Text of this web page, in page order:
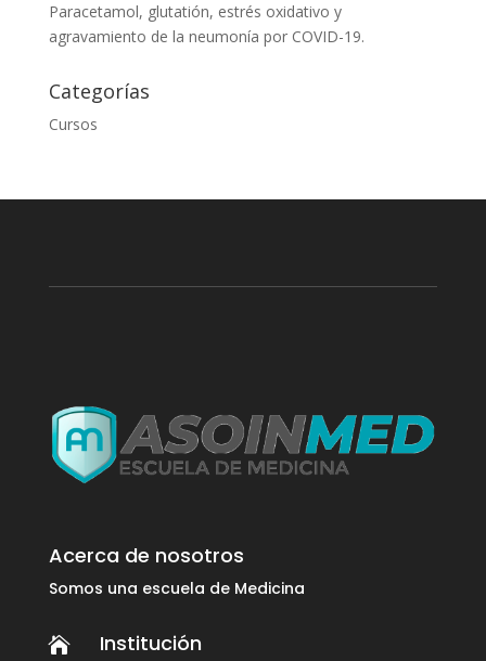
Paracetamol, glutatión, estrés oxidativo y
agravamiento de la neumonía por COVID-19.
Categorías
Cursos
Acerca de nosotros
Somos una escuela de Medicina
 Institución